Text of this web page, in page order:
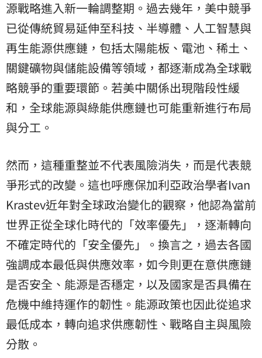
源戰略進入新一輪調整期。過去幾年，美中競爭
已從傳統貿易延伸至科技、半導體、人工智慧與
再生能源供應鏈，包括太陽能板、電池、稀土、
關鍵礦物與儲能設備等領域，都逐漸成為全球戰
略競爭的重要環節。若美中關係出現階段性緩
和，全球能源與綠能供應鏈也可能重新進行布局
與分工。
然而，這種重整並不代表風險消失，而是代表競
爭形式的改變。這也呼應保加利亞政治學者Ivan
Krastev近年對全球政治變化的觀察，他認為當前
世界正從全球化時代的「效率優先」，逐漸轉向
不確定時代的「安全優先」。換言之，過去各國
強調成本最低與供應效率，如今則更在意供應鏈
是否安全、能源是否穩定，以及國家是否具備在
危機中維持運作的韌性。能源政策也因此從追求
最低成本，轉向追求供應韌性、戰略自主與風險
分散。